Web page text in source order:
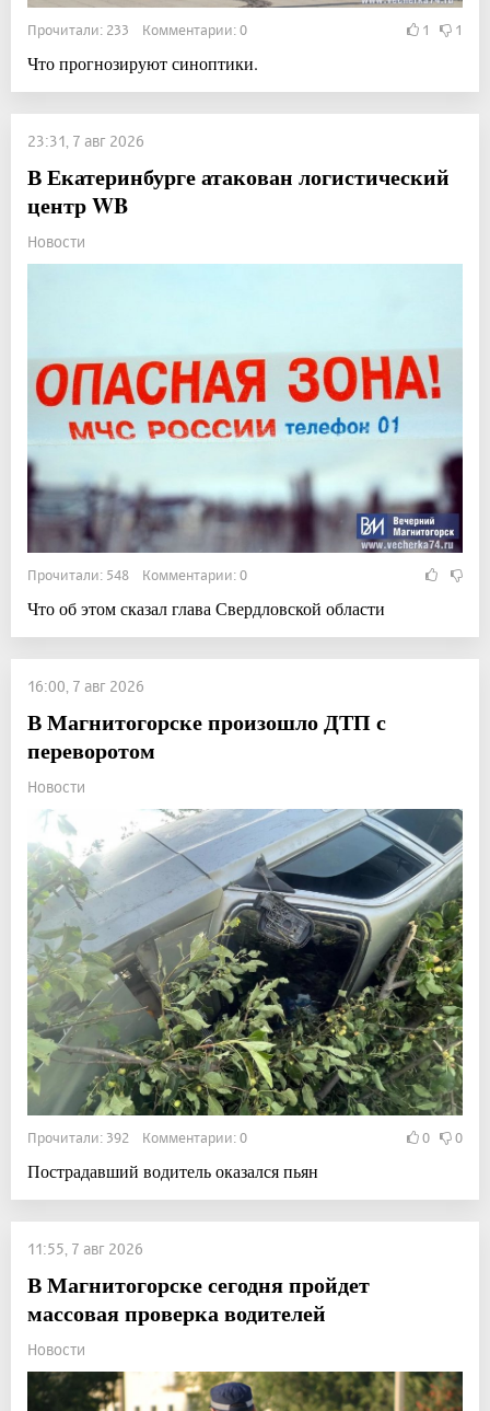
Прочитали: 233 Комментарии: 0 1 1
Что прогнозируют синоптики.
23:31, 7 авг 2026
В Екатеринбурге атакован логистический
центр WB
Новости
Прочитали: 548 Комментарии: 0
Что об этом сказал глава Свердловской области
16:00, 7 авг 2026
В Магнитогорске произошло ДТП с
переворотом
Новости
Прочитали: 392 Комментарии: 0 0 0
Пострадавший водитель оказался пьян
11:55, 7 авг 2026
В Магнитогорске сегодня пройдет
массовая проверка водителей
Новости